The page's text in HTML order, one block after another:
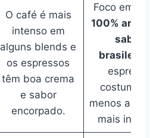
O café é mais
intenso em
alguns blends e
os espressos
têm boa crema
e sabor
encorpado.
Foco em
100%
sabor
brasileiro
costuma
menos
mais